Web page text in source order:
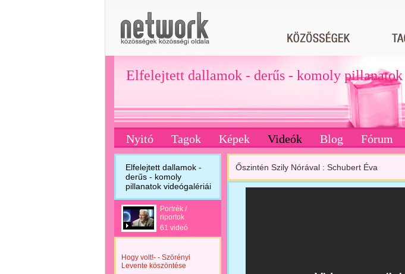
Elfelejtett dallamok - derűs - komoly pillanatok
Nyitó Tagok Képek Videók Blog Fórum
Elfelejtett dallamok -
derűs - komoly
pillanatok videógalériái
Portrék /
riportok
61 videó
Hogy volt!- - Szörényi
Levente köszöntése
Őszintén Szily Nórával : Schubert Éva